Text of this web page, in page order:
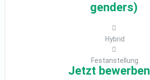
genders)
Hybrid
Festanstellung
Jetzt bewerben